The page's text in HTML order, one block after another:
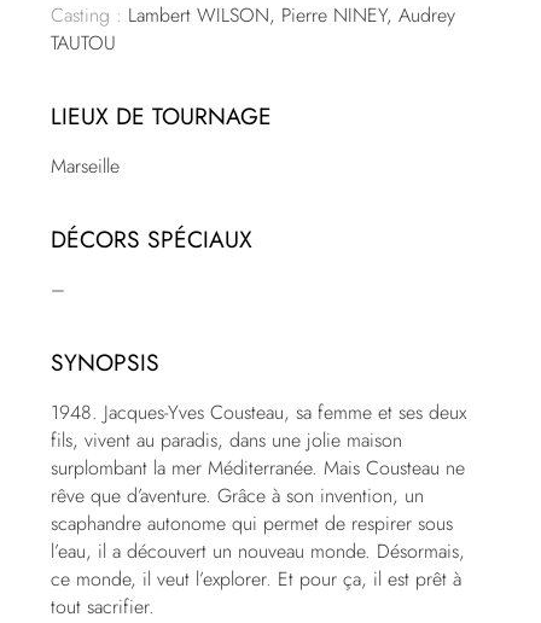
Casting : Lambert WILSON, Pierre NINEY, Audrey
TAUTOU
LIEUX DE TOURNAGE
Marseille
DÉCORS SPÉCIAUX
–
SYNOPSIS
1948. Jacques-Yves Cousteau, sa femme et ses deux
fils, vivent au paradis, dans une jolie maison
surplombant la mer Méditerranée. Mais Cousteau ne
rêve que d’aventure. Grâce à son invention, un
scaphandre autonome qui permet de respirer sous
l’eau, il a découvert un nouveau monde. Désormais,
ce monde, il veut l’explorer. Et pour ça, il est prêt à
tout sacrifier.